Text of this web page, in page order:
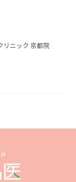
リニック 京都院